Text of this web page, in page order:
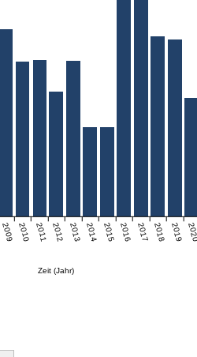
Zeit (Jahr)
2009 2010 2011 2012 2013 2014 2015 2016 2017 2018 2019 2020